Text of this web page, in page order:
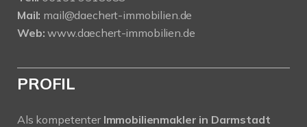
Mail: mail@daechert-immobilien.de
Web: www.daechert-immobilien.de
PROFIL
Als kompetenter Immobilienmakler in Darmstadt